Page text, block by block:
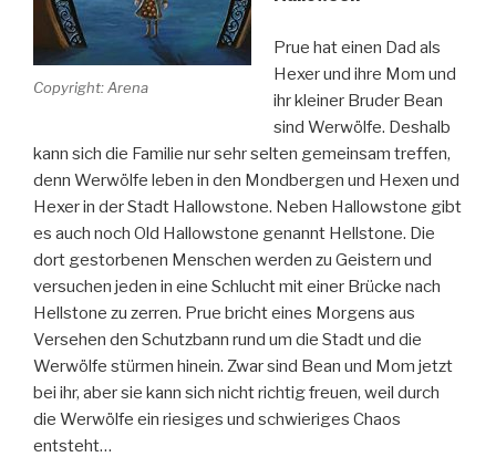
Copyright: Arena
Prue hat einen Dad als
Hexer und ihre Mom und
ihr kleiner Bruder Bean
sind Werwölfe. Deshalb
kann sich die Familie nur sehr selten gemeinsam treffen,
denn Werwölfe leben in den Mondbergen und Hexen und
Hexer in der Stadt Hallowstone. Neben Hallowstone gibt
es auch noch Old Hallowstone genannt Hellstone. Die
dort gestorbenen Menschen werden zu Geistern und
versuchen jeden in eine Schlucht mit einer Brücke nach
Hellstone zu zerren. Prue bricht eines Morgens aus
Versehen den Schutzbann rund um die Stadt und die
Werwölfe stürmen hinein. Zwar sind Bean und Mom jetzt
bei ihr, aber sie kann sich nicht richtig freuen, weil durch
die Werwölfe ein riesiges und schwieriges Chaos
entsteht…